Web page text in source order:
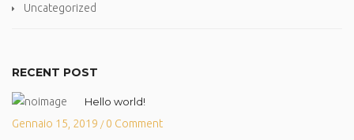
Uncategorized
RECENT POST
Hello world!
Gennaio 15, 2019 /0 Comment